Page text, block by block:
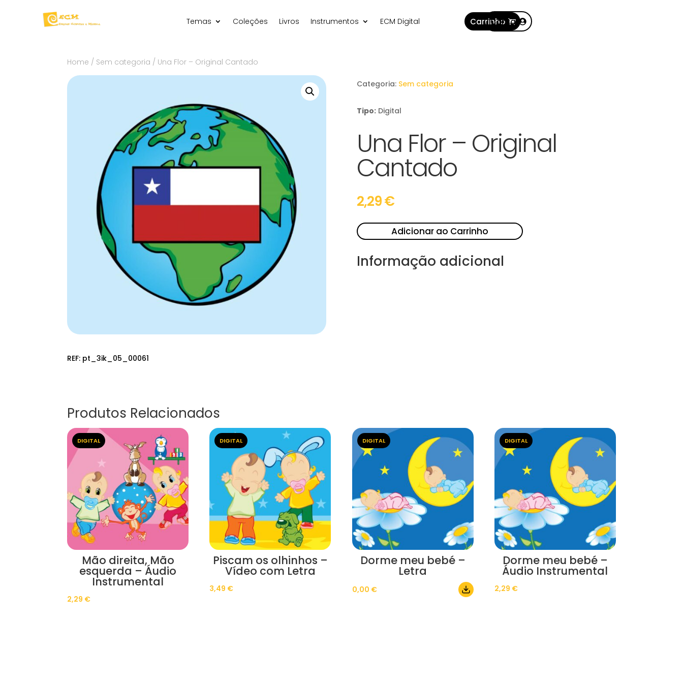
Temas Coleções Livros Instrumentos ECM Digital Carrinho
Conta
Home / Sem categoria / Una Flor – Original Cantado
REF: pt_3ik_05_00061
Categoria: Sem categoria
Tipo: Digital
Una Flor – Original
Cantado
2,29€
Adicionar ao Carrinho
Informação adicional
Produtos Relacionados
DIGITAL
Mão direita, Mão
esquerda – Áudio
Instrumental
2,29 €
DIGITAL
Piscam os olhinhos –
Vídeo com Letra
3,49 €
DIGITAL
Dorme meu bebé –
Letra
0,00 €
DIGITAL
Dorme meu bebé –
Áudio Instrumental
2,29 €